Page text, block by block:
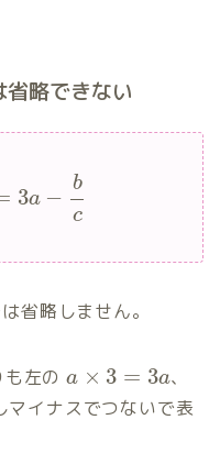
略できない
3a −
b
c
省略しません。
も左のa × 3 = 3a、
マイナスでつないで表